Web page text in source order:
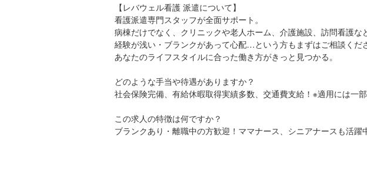
【レバウェル看護 派遣について】
看護派遣専門スタッフが全面サポート。
病棟だけでなく、クリニックや老人ホーム、介護施設、訪問看護な
経験が浅い・ブランクがあって心配…という方もまずはご相談くだ
あなたのライフスタイルに合った働き方がきっと見つかる。
どのような手当や待遇がありますか？
社会保険完備、有給休暇取得実績多数、交通費支給！※適用には一部
この求人の特徴は何ですか？
ブランクあり・離職中の方歓迎！ママナース、シニアナースも活